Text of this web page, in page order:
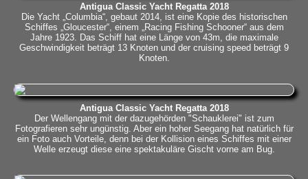
Antigua Classic Yacht Regatta 2018
Die Yacht „Columbia“, gebaut 2014, ist eine Kopie des historischen
Schiffes „Gloucester“, einem „Racing Fishing Schooner“ aus dem
Jahre 1923. Das Schiff hat eine Länge von 43m, die maximale
Geschwindigkeit beträgt 13 Knoten und der cruising speed beträgt 9
Knoten.
Antigua Classic Yacht Regatta 2018
Der Wellengang mit der dazugehörden "Schauklerei" ist zum
Fotografieren sehr ungünstig. Aber ein hoher Seegang hat natürlich für
ein Foto auch Vorteile, denn bei der Kollision eines Schiffes mit einer
Welle erzeugt diese eine spektakuläre Gischt vorne am Bug.